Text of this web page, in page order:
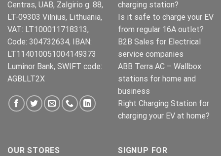
Centras, UAB, Zalgirio g. 88,
LT-09303 Vilnius, Lithuania,
VAT: LT100011718313,
Code: 304732634, IBAN:
LT114010051004149373
Luminor Bank, SWIFT code:
AGBLLT2X
charging station?
Is it safe to charge your EV
from regular 16A outlet?
B2B Sales for Electrical
service companies
ABB Terra AC – Wallbox
stations for home and
business
Right Charging Station for
charging your EV at home?
OUR STORES
SIGNUP FOR